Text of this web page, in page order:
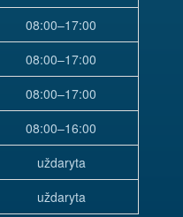
08:00–17:00
08:00–17:00
08:00–17:00
08:00–16:00
uždaryta
uždaryta